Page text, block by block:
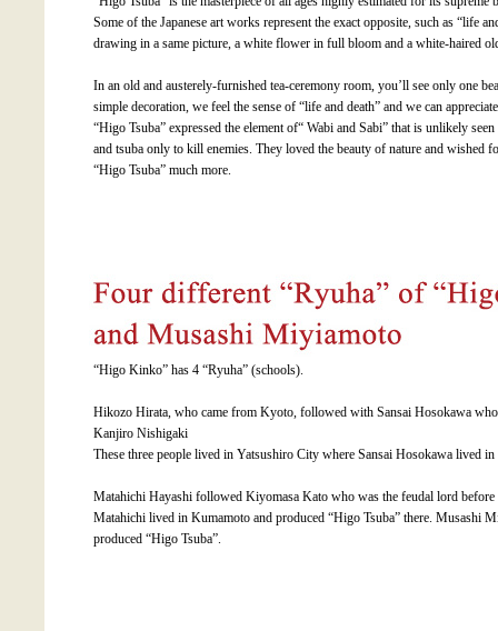
Some of the Japanese art works represent the exact opposite, such as “life
drawing in a same picture, a white flower in full bloom and a white-haired
In an old and austerely-furnished tea-ceremony room, you’ll see only one
simple decoration, we feel the sense of “life and death” and we can
“Higo Tsuba” expressed the element of“ Wabi and Sabi” that is unlikely
and tsuba only to kill enemies. They loved the beauty of nature and wished
“Higo Tsuba” much more.
“Higo Kinko” has 4 “Ryuha” (schools).
Hikozo Hirata, who came from Kyoto, followed with Sansai Hosokawa
Kanjiro Nishigaki
These three people lived in Yatsushiro City where Sansai Hosokawa lived
Matahichi Hayashi followed Kiyomasa Kato who was the feudal lord
Matahichi lived in Kumamoto and produced “Higo Tsuba” there. Musashi
produced “Higo Tsuba”.